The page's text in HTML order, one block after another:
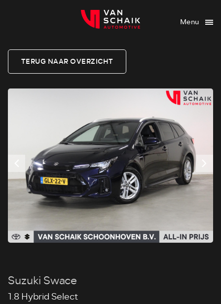
Menu
TERUG NAAR OVERZICHT
Suzuki Swace
1.8 Hybrid Select